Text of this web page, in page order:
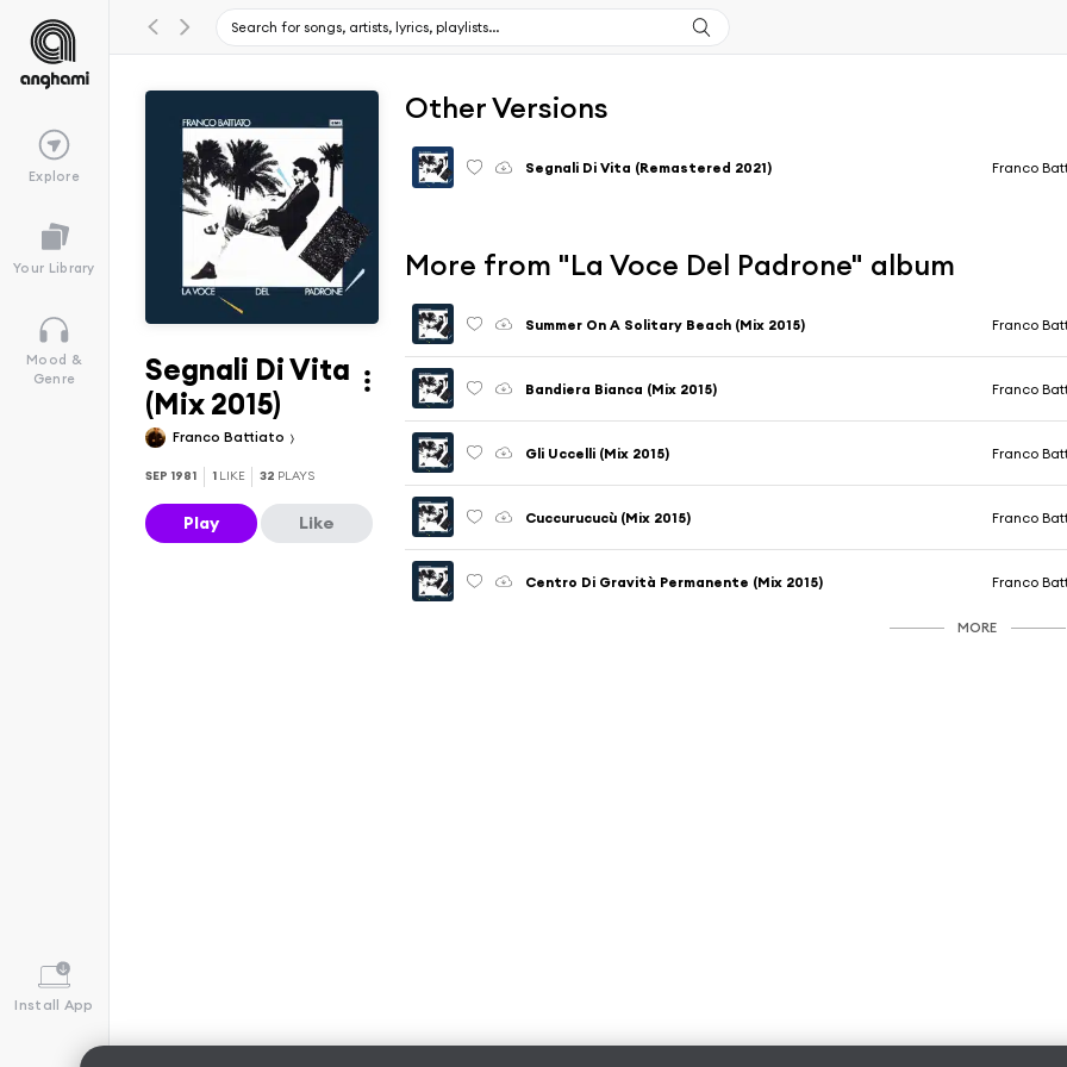
Explore
Your Library
Mood &
Genre
Install App
Segnali Di Vita
(Mix 2015)
Franco Battiato
SEP 1981 1 LIKE 32 PLAYS
Play Like
Other Versions
Segnali Di Vita (Remastered 2021) Franco
More from "La Voce Del Padrone" album
Summer On A Solitary Beach (Mix 2015) Franco
Bandiera Bianca (Mix 2015) Franco
Gli Uccelli (Mix 2015) Franco
Cuccurucucù (Mix 2015) Franco
Centro Di Gravità Permanente (Mix 2015) Franco
MORE